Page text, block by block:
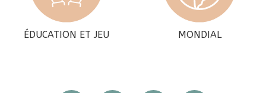
ÉDUCATION ET JEU MONDIAL